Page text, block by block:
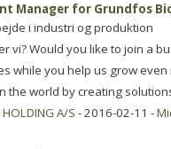
Manager for Grundfos
i industri og produktion
vi? Would you like to join a
while you help us grow
the world by creating
A/S - 2016-02-11 -